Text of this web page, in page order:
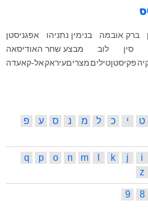
ברק אובמה בנימין נתניהו
אפגניסטן
סין לוב
מבצע שחר האודיסאה
פקיסטןטיליםמצריםעיראקאל-קאעדה
ט י כ ל מ נ ס ע
פ
i
j
k
m
n
o
p
q
z
8
9